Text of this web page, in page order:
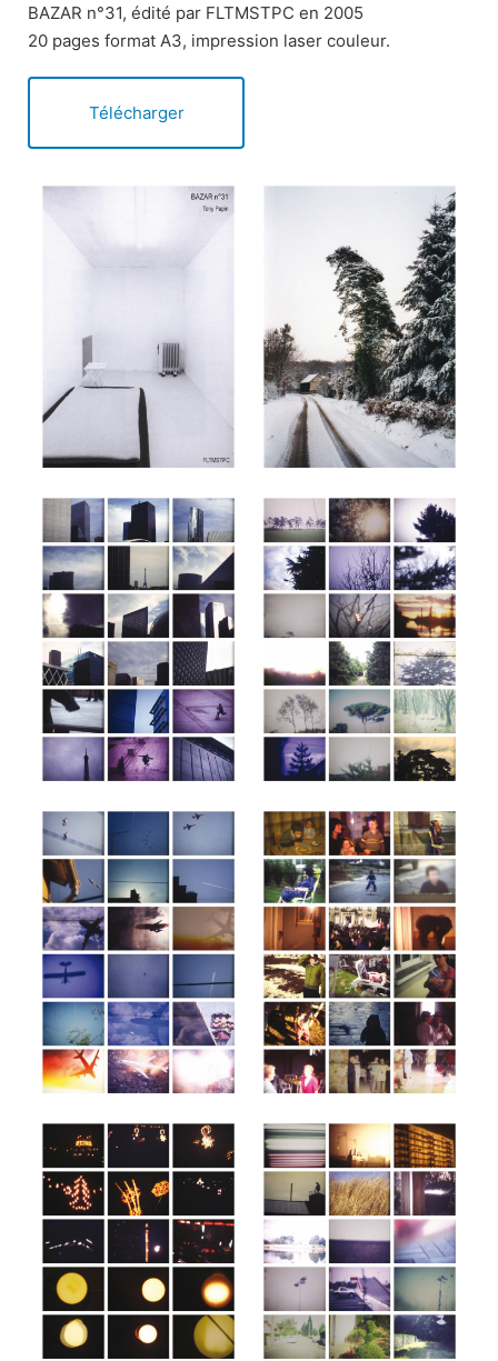
BAZAR n°31, édité par FLTMSTPC en 2005
20 pages format A3, impression laser couleur.
Télécharger